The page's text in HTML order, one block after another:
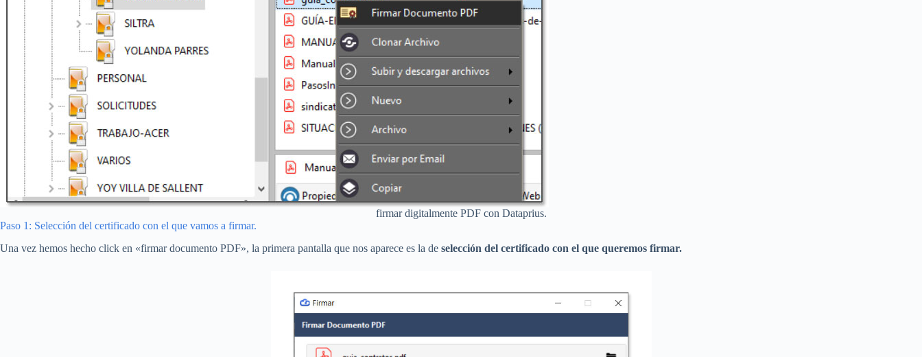
firmar digitalmente PDF con Dataprius.
Paso 1: Selección del certificado con el que vamos a firmar.
Una vez hemos hecho click en «firmar documento PDF», la primera pantalla que nos aparece es la de selección del certificado con el que queremos firmar.